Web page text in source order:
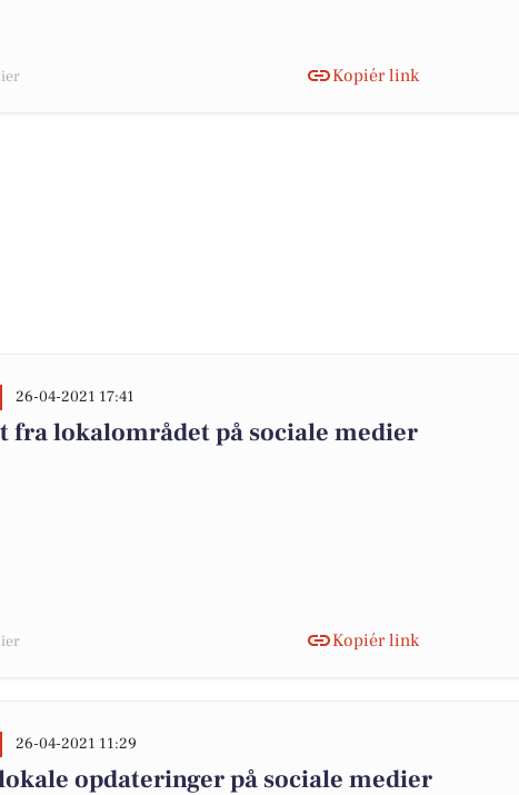
Kopiér link
26-04-2021 17:41
fra lokalområdet på sociale medier
Kopiér link
26-04-2021 11:29
opdateringer på sociale medier